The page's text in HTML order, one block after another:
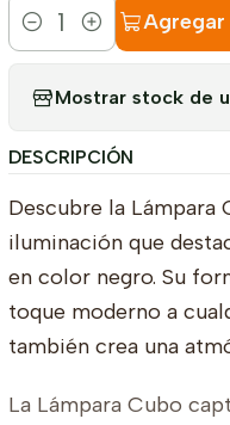
Cantidad
Mostrar stock de
DESCRIPCIÓN
Descubre la Lámpara
iluminación que
en color negro. Su
toque moderno a
también crea una
La Lámpara Cubo